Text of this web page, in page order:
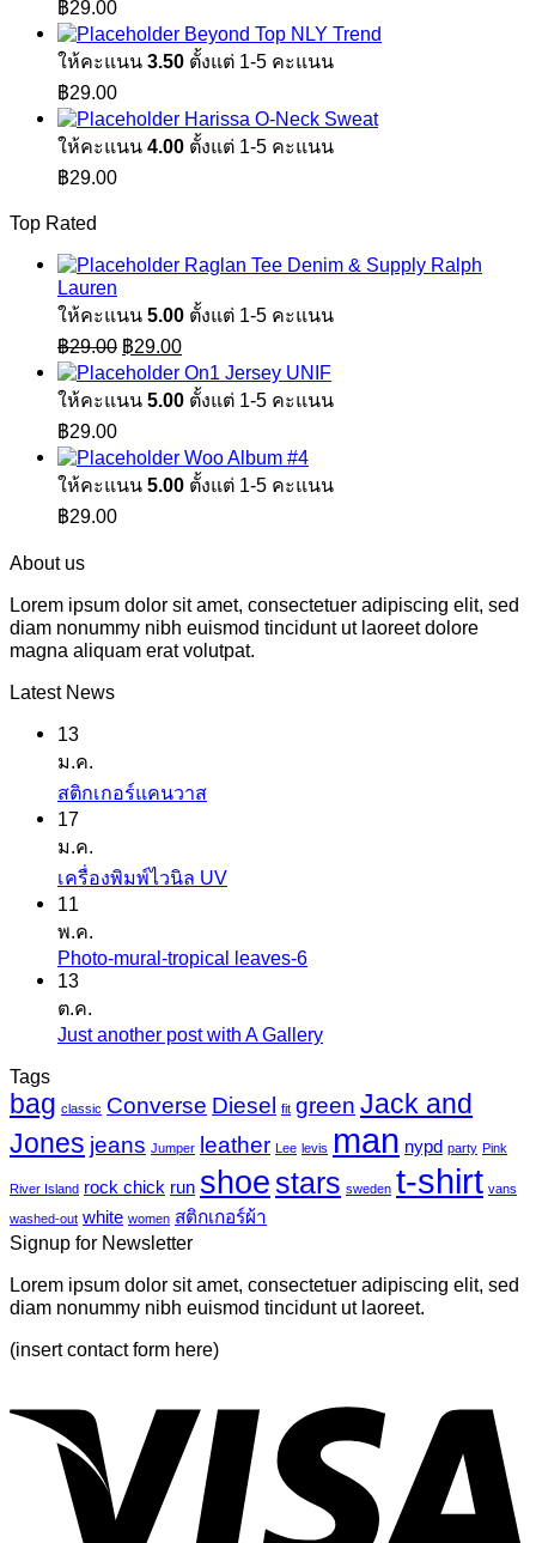
฿29.00
Beyond Top NLY Trend
ให้คะแนน 3.50 ตั้งแต่ 1-5 คะแนน
฿29.00
Harissa O-Neck Sweat
ให้คะแนน 4.00 ตั้งแต่ 1-5 คะแนน
฿29.00
Top Rated
Raglan Tee Denim & Supply Ralph
Lauren
ให้คะแนน 5.00 ตั้งแต่ 1-5 คะแนน
฿29.00 Original
price
was:
฿29.00.
฿29.00Current
price
is:
฿29.00.
On1 Jersey UNIF
ให้คะแนน 5.00 ตั้งแต่ 1-5 คะแนน
฿29.00
Woo Album #4
ให้คะแนน 5.00 ตั้งแต่ 1-5 คะแนน
฿29.00
About us
Lorem ipsum dolor sit amet, consectetuer adipiscing elit, sed
diam nonummy nibh euismod tincidunt ut laoreet dolore
magna aliquam erat volutpat.
Latest News
13
ม.ค.
สติกเกอร์แคนวาสไม่มี
บน
นวาส
17
ม.ค.
เครื่องพิมพ์ไวนิล UVไม่มี
บน
ไว
11
พ.ค.
Photo-mural-tropical leaves-6ไม่มี
mural-
tropical
leaves-
13
ต.ค.
Just another post with A Galleryไม่มี
เห็น
บน
Just
another
post
Tags
bag classic Converse Diesel fit green Jack and
Jones jeans Jumper leather Lee levis man nypd party Pink
River Island rock chick run shoe stars sweden t-shirt vans
washed-out white women สติกเกอร์ผ้า
Signup for Newsletter
Lorem ipsum dolor sit amet, consectetuer adipiscing elit, sed
diam nonummy nibh euismod tincidunt ut laoreet.
(insert contact form here)